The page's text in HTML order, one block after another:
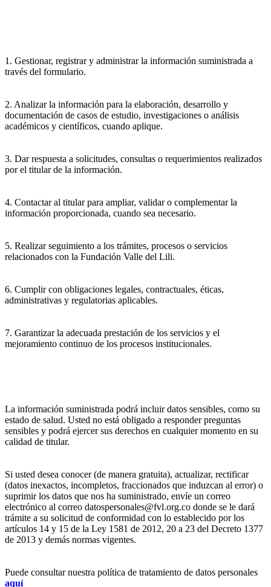
1. Gestionar, registrar y administrar la información suministrada a
través del formulario.
2. Analizar la información para la elaboración, desarrollo y
documentación de casos de estudio, investigaciones o análisis
académicos y científicos, cuando aplique.
3. Dar respuesta a solicitudes, consultas o requerimientos realizados
por el titular de la información.
4. Contactar al titular para ampliar, validar o complementar la
información proporcionada, cuando sea necesario.
5. Realizar seguimiento a los trámites, procesos o servicios
relacionados con la Fundación Valle del Lili.
6. Cumplir con obligaciones legales, contractuales, éticas,
administrativas y regulatorias aplicables.
7. Garantizar la adecuada prestación de los servicios y el
mejoramiento continuo de los procesos institucionales.
La información suministrada podrá incluir datos sensibles, como su
estado de salud. Usted no está obligado a responder preguntas
sensibles y podrá ejercer sus derechos en cualquier momento en su
calidad de titular.
Si usted desea conocer (de manera gratuita), actualizar, rectificar
(datos inexactos, incompletos, fraccionados que induzcan al error) o
suprimir los datos que nos ha suministrado, envíe un correo
electrónico al correo datospersonales@fvl.org.co donde se le dará
trámite a su solicitud de conformidad con lo establecido por los
artículos 14 y 15 de la Ley 1581 de 2012, 20 a 23 del Decreto 1377
de 2013 y demás normas vigentes.
Puede consultar nuestra política de tratamiento de datos personales
aquí